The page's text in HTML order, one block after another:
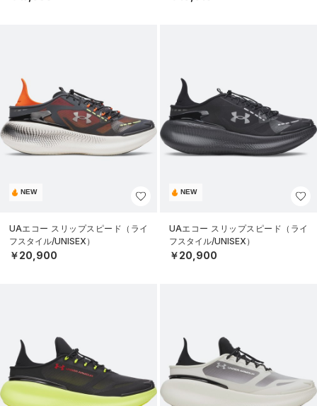
NEW
UAエコー スリップスピード（ライ
フスタイル/UNISEX）
￥20,900
NEW
UAエコー スリップスピード（ライ
フスタイル/UNISEX）
￥20,900